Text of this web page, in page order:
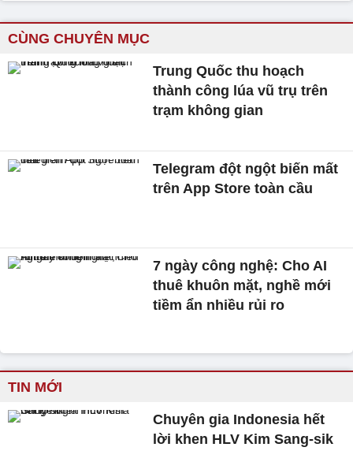
CÙNG CHUYÊN MỤC
Trung Quốc thu hoạch
thành công lúa vũ trụ trên
trạm không gian
Telegram đột ngột biến mất
trên App Store toàn cầu
7 ngày công nghệ: Cho AI
thuê khuôn mặt, nghề mới
tiềm ẩn nhiều rủi ro
TIN MỚI
Chuyên gia Indonesia hết
lời khen HLV Kim Sang-sik